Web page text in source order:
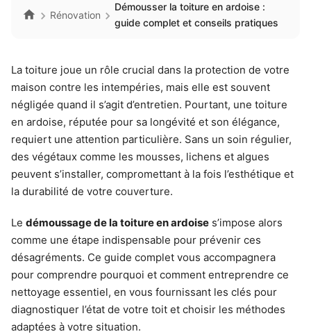
Rénovation
Démousser la toiture en ardoise :
guide complet et conseils pratiques
La toiture joue un rôle crucial dans la protection de votre
maison contre les intempéries, mais elle est souvent
négligée quand il s’agit d’entretien. Pourtant, une toiture
en ardoise, réputée pour sa longévité et son élégance,
requiert une attention particulière. Sans un soin régulier,
des végétaux comme les mousses, lichens et algues
peuvent s’installer, compromettant à la fois l’esthétique et
la durabilité de votre couverture.
Le démoussage de la toiture en ardoise s’impose alors
comme une étape indispensable pour prévenir ces
désagréments. Ce guide complet vous accompagnera
pour comprendre pourquoi et comment entreprendre ce
nettoyage essentiel, en vous fournissant les clés pour
diagnostiquer l’état de votre toit et choisir les méthodes
adaptées à votre situation.